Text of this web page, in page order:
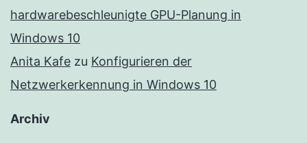
hardwarebeschleunigte GPU-Planung in
Windows 10
Anita Kafe zu Konfigurieren der
Netzwerkerkennung in Windows 10
Archiv